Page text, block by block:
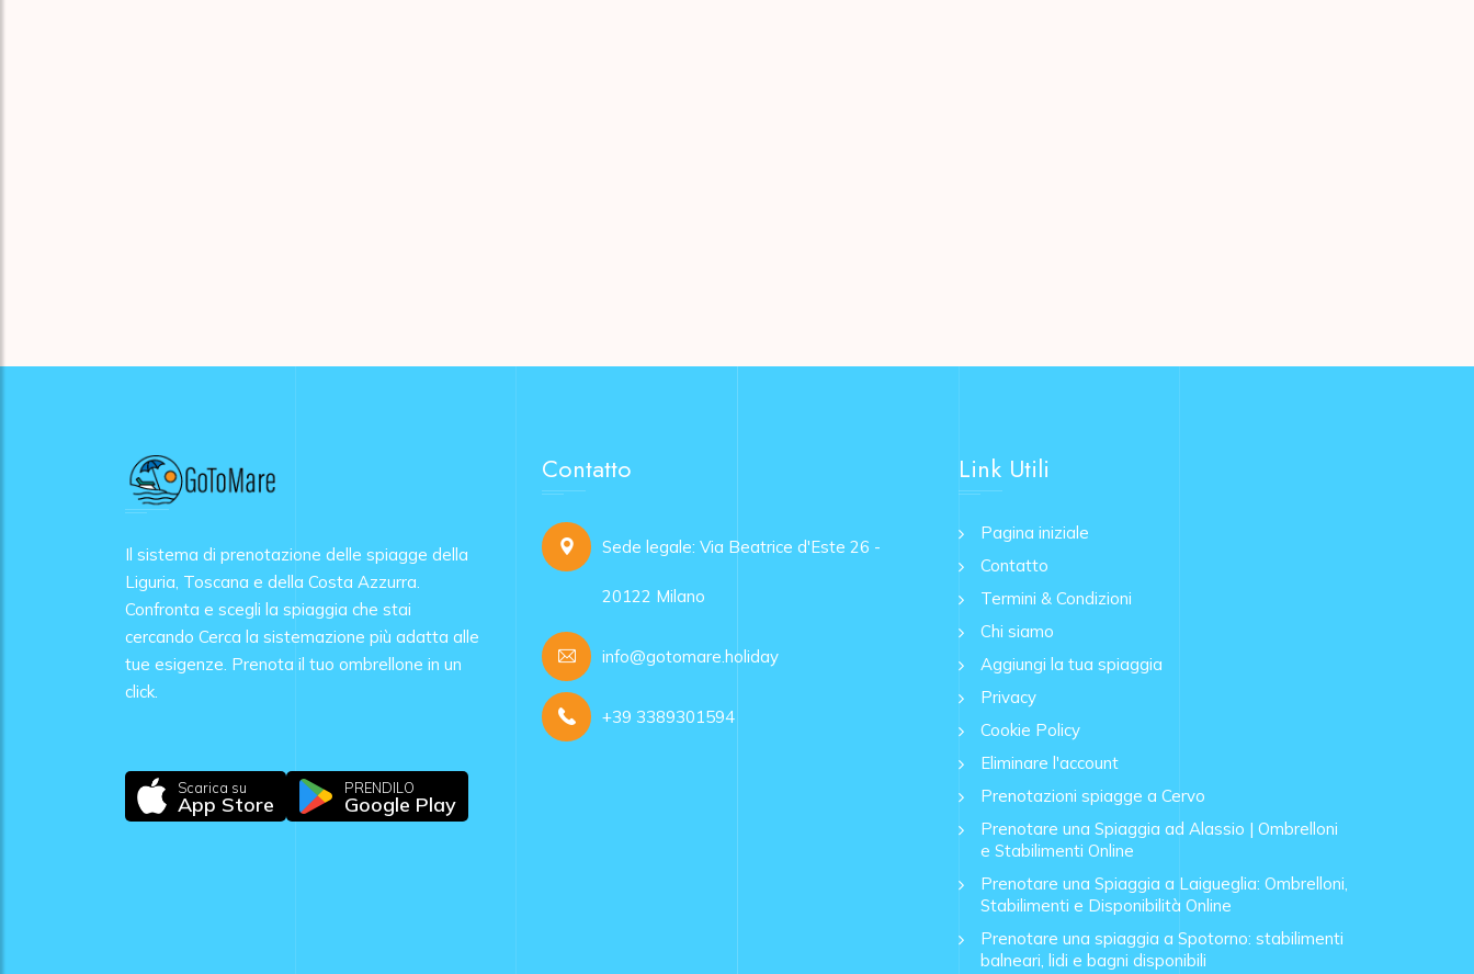
Il sistema di prenotazione delle spiagge della
Liguria, Toscana e della Costa Azzurra.
Confronta e scegli la spiaggia che stai
cercando Cerca la sistemazione più adatta alle
tue esigenze. Prenota il tuo ombrellone in un
click.
Scarica su
App Store
PRENDILO
Google Play
Contatto
Sede legale: Via Beatrice d'Este 26 -
20122 Milano
info@gotomare.holiday
+39 3389301594
Link Utili
Pagina iniziale
Contatto
Termini & Condizioni
Chi siamo
Aggiungi la tua spiaggia
Privacy
Cookie Policy
Eliminare l'account
Prenotazioni spiagge a Cervo
Prenotare una Spiaggia ad Alassio | Ombrelloni
e Stabilimenti Online
Prenotare una Spiaggia a Laigueglia: Ombrelloni,
Stabilimenti e Disponibilità Online
Prenotare una spiaggia a Spotorno: stabilimenti
balneari, lidi e bagni disponibili